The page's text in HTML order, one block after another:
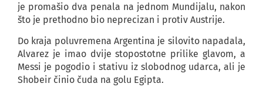
je promašio dva penala na jednom Mundijalu, nakon
što je prethodno bio neprecizan i protiv Austrije.
Do kraja poluvremena Argentina je silovito napadala,
Alvarez je imao dvije stopostotne prilike glavom, a
Messi je pogodio i stativu iz slobodnog udarca, ali je
Shobeir činio čuda na golu Egipta.